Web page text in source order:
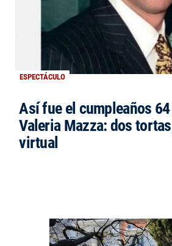
ESPECTÁCULO
Así fue el cumpleaños
Valeria Mazza: dos
virtual